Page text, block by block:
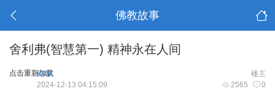
佛教故事
舍利弗(智慧第一) 精神永在人间
点击重新加载 楼主
KKK
2565 0
2024-12-13 04:15:09